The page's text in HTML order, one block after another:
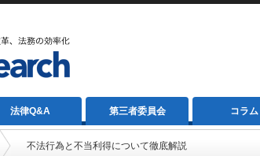
法律Q&A 第三者委員会 コラム
不法行為と不当利得について徹底解説